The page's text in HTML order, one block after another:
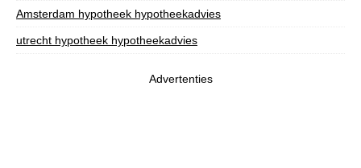
Amsterdam hypotheek hypotheekadvies
utrecht hypotheek hypotheekadvies
Advertenties